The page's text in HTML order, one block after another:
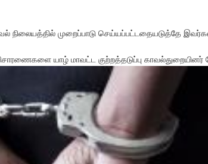
நிலையத்தில் முறைப்பாடு செய்யப்பட்டதையடுத்தே
யாழ் மாவட்ட குற்றத்தடுப்பு